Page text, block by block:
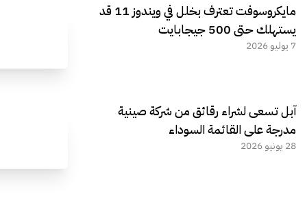
مايكروسوفت تعترف بخلل في ويندوز 11 قد
يستهلك حتى 500 جيجابايت
7 يوليو 2026
آبل تسعى لشراء رقائق من شركة صينية
مدرجة على القائمة السوداء
28 يونيو 2026